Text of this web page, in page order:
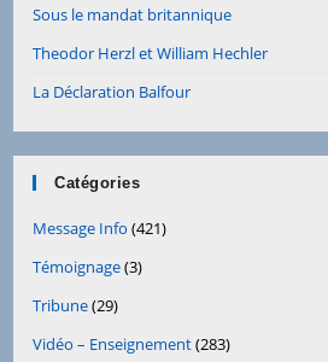
Sous le mandat britannique
Theodor Herzl et William Hechler
La Déclaration Balfour
Catégories
Message Info (421)
Témoignage(3)
Tribune(29)
Vidéo – Enseignement(283)